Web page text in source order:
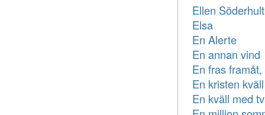
Ellen
Elsa
En Alerte
En annan vind
En fras
En kristen kväll
En kväll med